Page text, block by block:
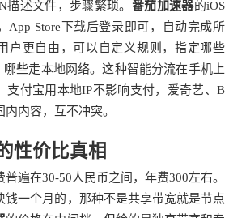
描述文件，步骤繁琐。 番茄加速器的iOS
App Store下载后登录即可，自动完成所
户更自由，可以自定义规则，指定哪些
哪些走本地网络。这种智能分流在手机上
支付宝用本地IP不影响支付，爱奇艺、B
内容，互不冲突。
性价比真相
普遍在30-50人民币之间，年费300左右。
钱一个月的，那种不是共享带宽就是节点